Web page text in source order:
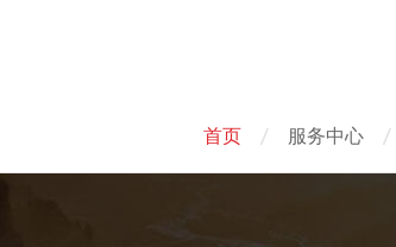
首页 服务中心